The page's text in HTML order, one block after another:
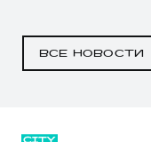
ВСЕ НОВОСТИ